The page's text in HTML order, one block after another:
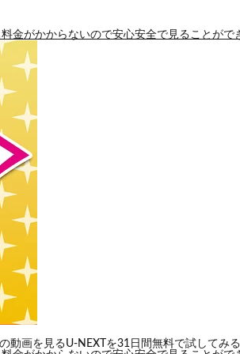
金がかからないので安心安全で見ることが
動画を見るU-NEXTを31日間無料で試してみる